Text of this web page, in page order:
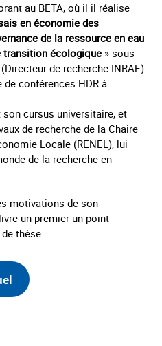
au BETA, où il il réalise
en économie des
de la ressource en eau
transition écologique » sous
(Directeur de recherche INRAE)
de conférences HDR à
son cursus universitaire, et
de recherche de la Chaire
Locale (RENEL), lui
de la recherche en
motivations de son
un premier un point
thèse.